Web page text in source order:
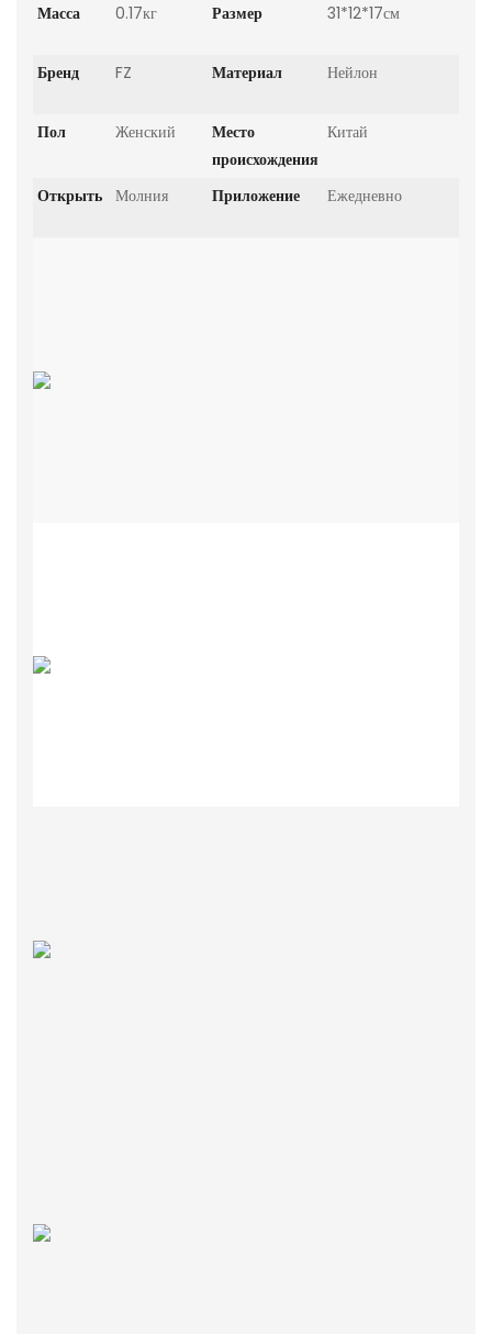
Масса
0.17кг Размер 31*12*17см
Бренд FZ Материал Нейлон
Пол Женский
Место
происхождения
Китай
Открыть Молния Приложение Ежедневно